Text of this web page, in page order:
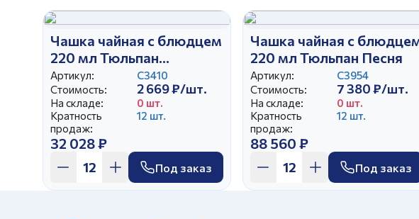
Чашка чайная с блюдцем
220 мл Тюльпан
Красавица Красный
Артикул:
С3410
Стоимость:
2 669 ₽/шт.
На складе:
0 шт.
Кратность
продаж:
12 шт.
32 028 ₽
Под заказ
Чашка чайная с
220 мл Тюльпан Песня
Артикул:
С3954
Стоимость:
7 380 ₽/шт.
На складе:
0 шт.
Кратность
продаж:
12 шт.
88 560 ₽
Под заказ